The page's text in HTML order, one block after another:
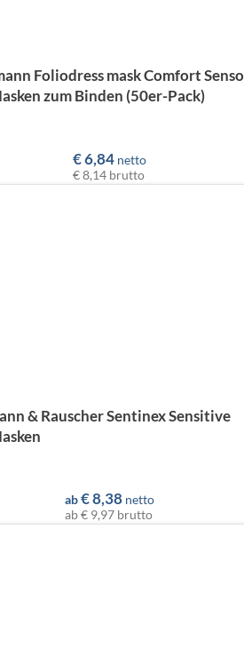
Foliodress mask Comfort Senso
zum Binden (50er-Pack)
€6,84 netto
€ 8,14 brutto
& Rauscher Sentinex Sensitive
ab€8,38 netto
ab€ 9,97 brutto